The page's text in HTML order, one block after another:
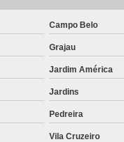
Campo Belo
Grajau
Jardim América
Jardins
Pedreira
Vila Cruzeiro